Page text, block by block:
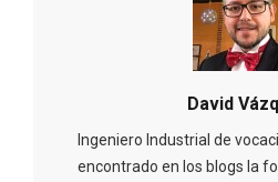
David
Ingeniero Industrial de
encontrado en los blogs la